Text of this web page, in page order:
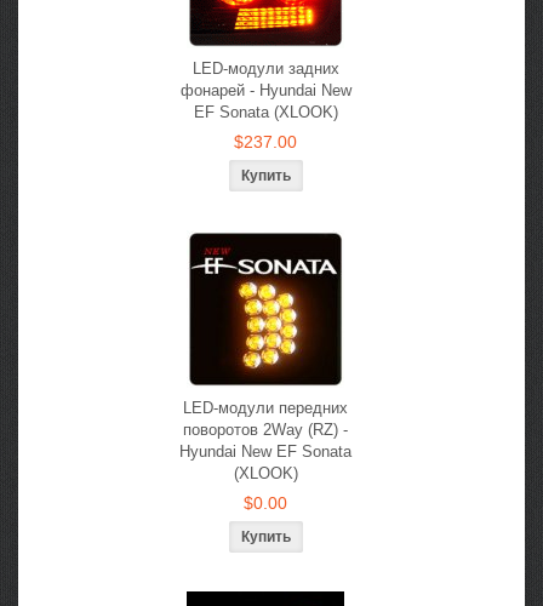
LED-модули задних
фонарей - Hyundai New
EF Sonata (XLOOK)
$237.00
LED-модули передних
поворотов 2Way (RZ) -
Hyundai New EF Sonata
(XLOOK)
$0.00